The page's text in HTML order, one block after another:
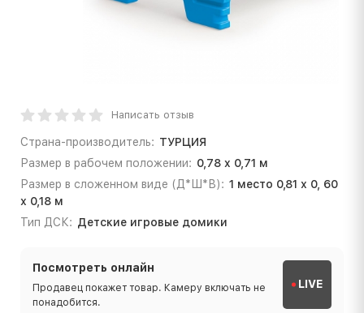
Написать отзыв
Страна-производитель: ТУРЦИЯ
Размер в рабочем положении: 0,78 x 0,71 м
Размер в сложенном виде (Д*Ш*В): 1 место 0,81 х 0, 60
х 0,18 м
Тип ДСК: Детские игровые домики
Посмотреть онлайн
Продавец покажет товар. Камеру включать не
понадобится.
LIVE